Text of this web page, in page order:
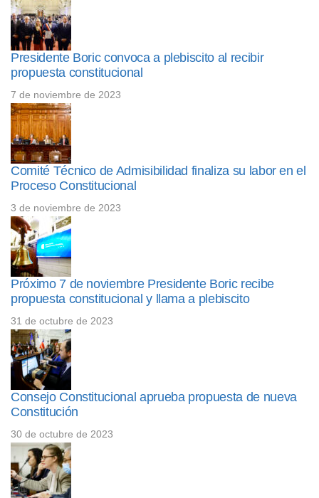
Presidente Boric convoca a plebiscito al recibir
propuesta constitucional
7 de noviembre de 2023
Comité Técnico de Admisibilidad finaliza su labor en el
Proceso Constitucional
3 de noviembre de 2023
Próximo 7 de noviembre Presidente Boric recibe
propuesta constitucional y llama a plebiscito
31 de octubre de 2023
Consejo Constitucional aprueba propuesta de nueva
Constitución
30 de octubre de 2023